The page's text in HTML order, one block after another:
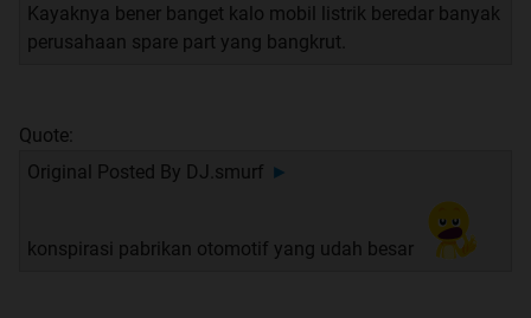
Kayaknya bener banget kalo mobil listrik beredar banyak
perusahaan spare part yang bangkrut.
Quote:
Original Posted By DJ.smurf ►
konspirasi pabrikan otomotif yang udah besar